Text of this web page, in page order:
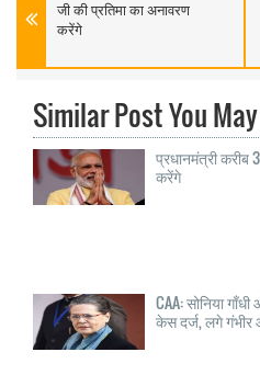
जी की प्रतिमा का अनावरण
करेंगे
Similar Post You
प्रधानमंत्री
करेंगे
CAA: सोनिया
केस दर्ज, लगे गंभीर